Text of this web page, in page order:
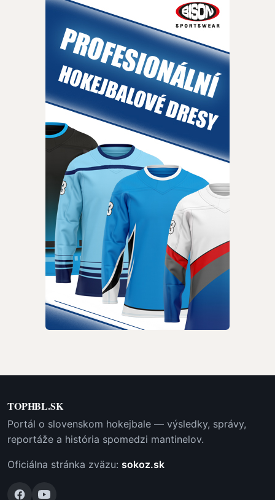
TOPHBL.SK
Portál o slovenskom hokejbale — výsledky, správy,
reportáže a história spomedzi mantinelov.
Oficiálna stránka zväzu: sokoz.sk